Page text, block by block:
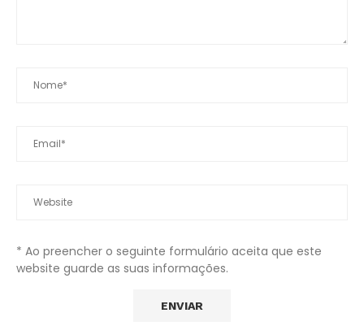
* Ao preencher o seguinte formulário aceita que este
website guarde as suas informações.